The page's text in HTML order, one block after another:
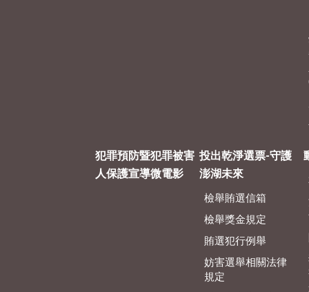
犯罪預防暨犯罪被害
人保護宣導微電影
投出乾淨選票-守護
澎湖未來
檢舉賄選信箱
檢舉獎金規定
賄選犯行例舉
妨害選舉相關法律
規定